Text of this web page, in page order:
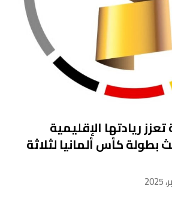
ريادتها الإقليمية
كأس ألمانيا لثلاثة